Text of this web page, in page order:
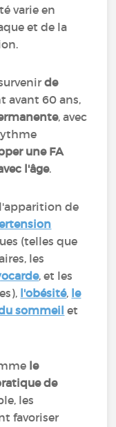
varie en
et de la
de
avant 60 ans,
, avec
une FA
l'âge.
de
(telles que
les
, et les
l'obésité, le
sommeil et
le
de
les
favoriser